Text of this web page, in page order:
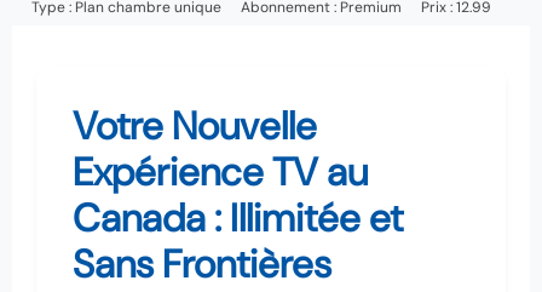
Type : Plan chambre unique Abonnement : Premium Prix : 12.99
Votre Nouvelle
Expérience TV au
Canada : Illimitée et
Sans Frontières